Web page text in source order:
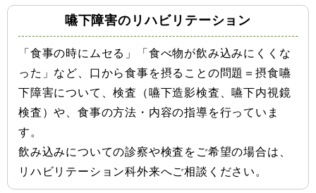
嚥下障害のリハビリテーション
「食事の時にムセる」「食べ物が飲み込みにくくな
った」など、口から食事を摂ることの問題＝摂食嚥
下障害について、検査（嚥下造影検査、嚥下内視鏡
検査）や、食事の方法・内容の指導を行っていま
す。
飲み込みについての診察や検査をご希望の場合は、
リハビリテーション科外来へご相談ください。